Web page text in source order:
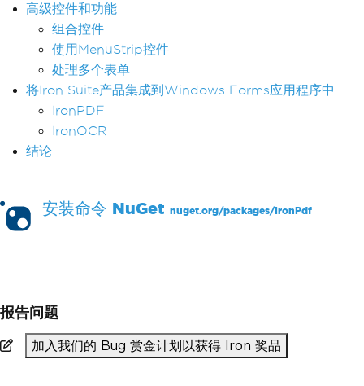
高级控件和功能
组合控件
使用MenuStrip控件
处理多个表单
将Iron Suite产品集成到Windows Forms应用程序中
IronPDF
IronOCR
结论
安装命令 NuGet nuget.org/packages/IronPdf
报告问题
加入我们的 Bug 赏金计划以获得 Iron 奖品